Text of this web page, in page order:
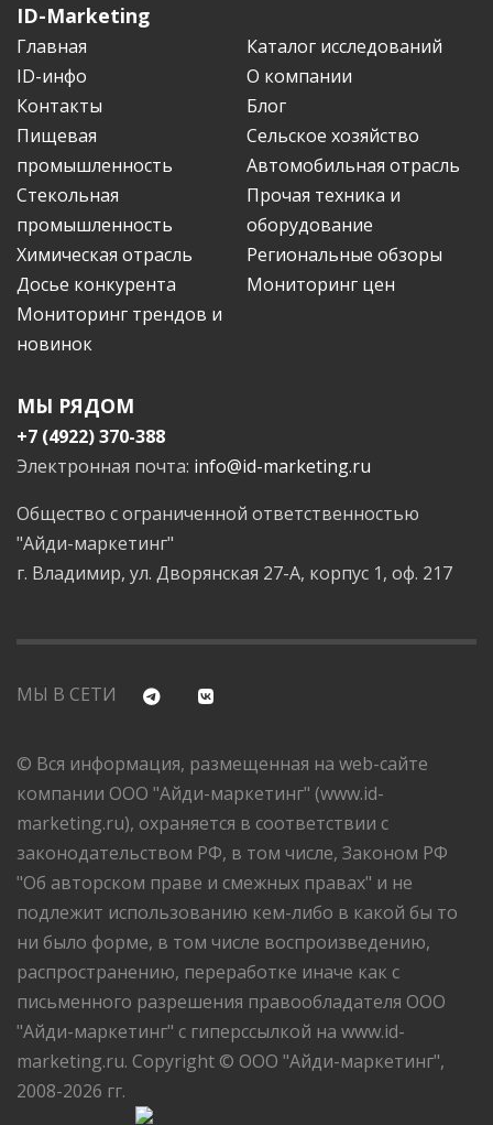
ID-Marketing
Главная
Каталог исследований
ID-инфо
О компании
Контакты
Блог
Пищевая
промышленность
Сельское хозяйство
Автомобильная отрасль
Стекольная
промышленность
Прочая техника и
оборудование
Химическая отрасль
Региональные обзоры
Досье конкурента
Мониторинг цен
Мониторинг трендов и
новинок
МЫ РЯДОМ
+7 (4922) 370-388
Электронная почта: info@id-marketing.ru
Общество с ограниченной ответственностью
"Айди-маркетинг"
г. Владимир, ул. Дворянская 27-А, корпус 1, оф. 217
МЫ В СЕТИ
© Вся информация, размещенная на web-сайте
компании ООО "Айди-маркетинг" (www.id-
marketing.ru), охраняется в соответствии с
законодательством РФ, в том числе, Законом РФ
"Об авторском праве и смежных правах" и не
подлежит использованию кем-либо в какой бы то
ни было форме, в том числе воспроизведению,
распространению, переработке иначе как с
письменного разрешения правообладателя ООО
"Айди-маркетинг" с гиперссылкой на www.id-
marketing.ru. Copyright © ООО "Айди-маркетинг",
2008-2026 гг.